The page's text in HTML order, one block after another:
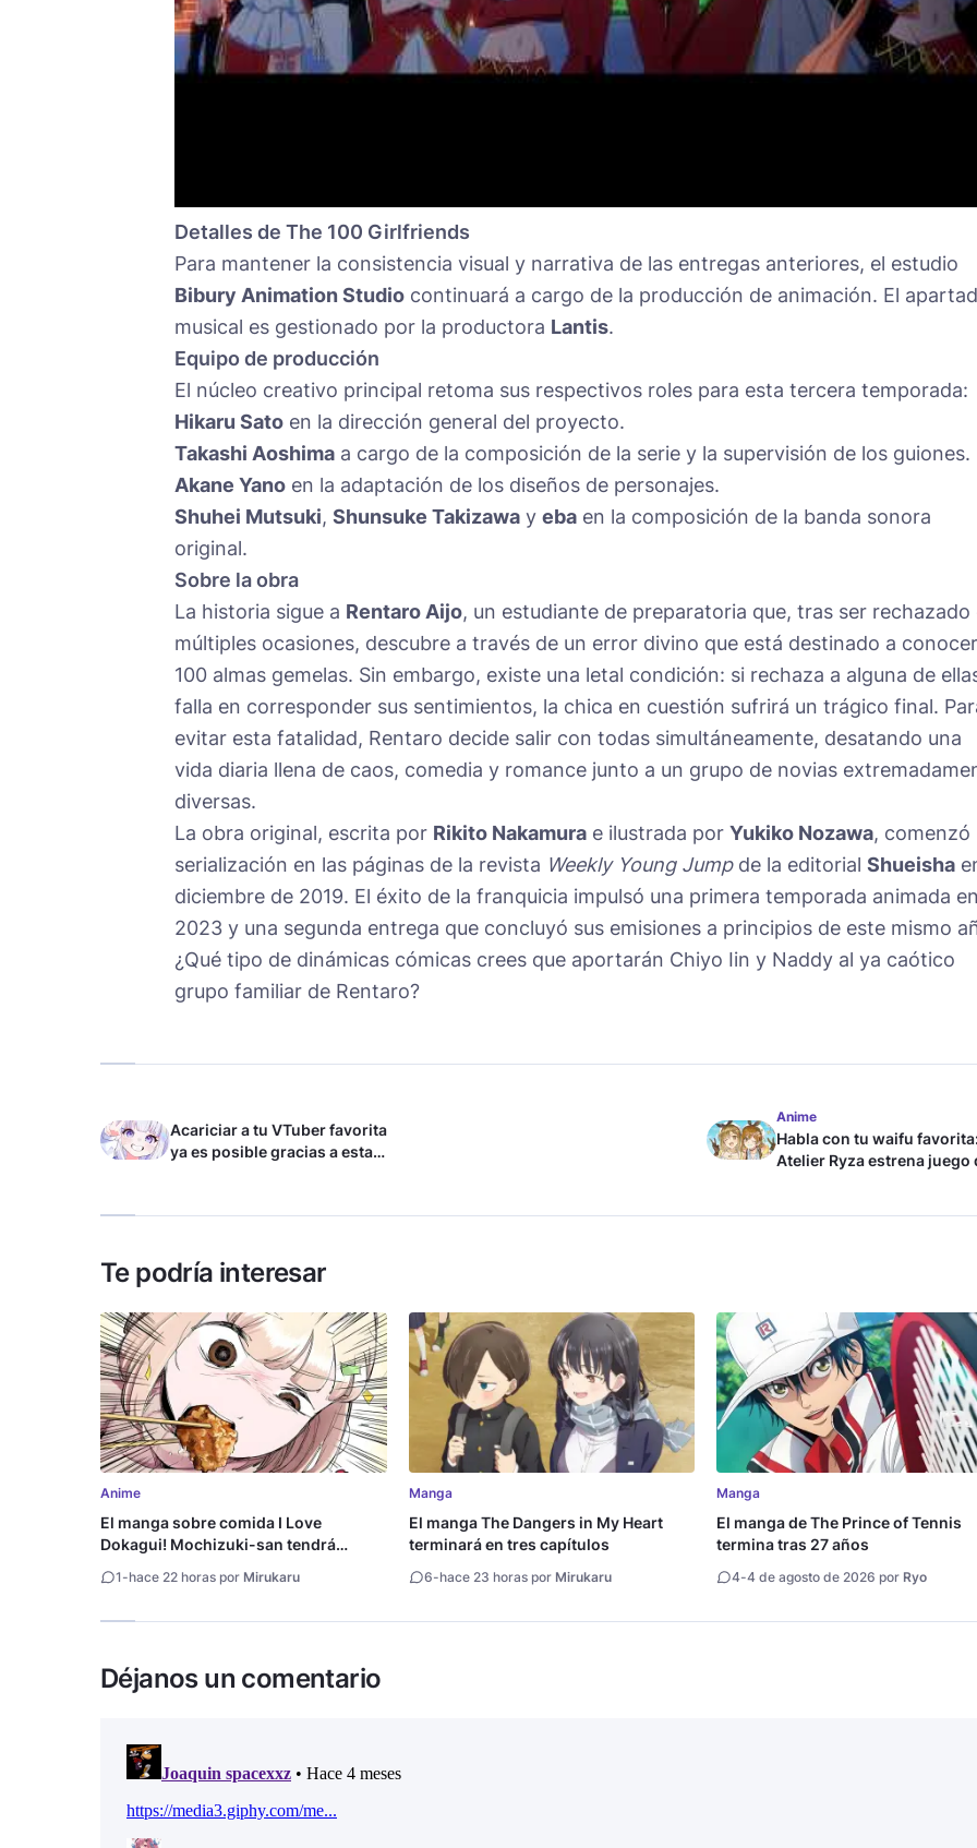
Detalles de The 100 Girlfriends
Para mantener la consistencia visual y narrativa de las entregas anteriores, el estudio
Bibury Animation Studio continuará a cargo de la producción de animación. El
musical es gestionado por la productora Lantis.
Equipo de producción
El núcleo creativo principal retoma sus respectivos roles para esta tercera temporada:
Hikaru Sato en la dirección general del proyecto.
Takashi Aoshima a cargo de la composición de la serie y la supervisión de los guiones.
Akane Yano en la adaptación de los diseños de personajes.
Shuhei Mutsuki, Shunsuke Takizawa y eba en la composición de la banda sonora
original.
Sobre la obra
La historia sigue a Rentaro Aijo, un estudiante de preparatoria que, tras ser rechazado
múltiples ocasiones, descubre a través de un error divino que está destinado a
100 almas gemelas. Sin embargo, existe una letal condición: si rechaza a alguna de
falla en corresponder sus sentimientos, la chica en cuestión sufrirá un trágico final.
evitar esta fatalidad, Rentaro decide salir con todas simultáneamente, desatando una
vida diaria llena de caos, comedia y romance junto a un grupo de novias
diversas.
La obra original, escrita por Rikito Nakamura e ilustrada por Yukiko Nozawa, comenzó
serialización en las páginas de la revista Weekly Young Jumpde la editorial Shueisha
diciembre de 2019. El éxito de la franquicia impulsó una primera temporada animada
2023 y una segunda entrega que concluyó sus emisiones a principios de este mismo
¿Qué tipo de dinámicas cómicas crees que aportarán Chiyo Iin y Naddy al ya caótico
grupo familiar de Rentaro?
Acariciar a tu VTuber favorita
ya es posible gracias a esta
Anime
Habla con tu waifu
Atelier Ryza estrena juego
Te podría interesar
Anime
El manga sobre comida I Love
Dokagui! Mochizuki-san tendrá
1-hace 22 horas por Mirukaru
Manga
El manga The Dangers in My Heart
terminará en tres capítulos
6-hace 23 horas por Mirukaru
Manga
El manga de The Prince of Tennis
termina tras 27 años
4-4 de agosto de 2026 por Ryo
Déjanos un comentario